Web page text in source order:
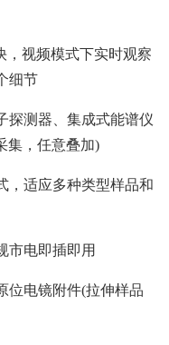
，视频模式下实时观察
细节
探测器、集成式能谱仪
集，任意叠加)
，适应多种类型样品和
市电即插即用
位电镜附件(拉伸样品